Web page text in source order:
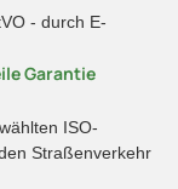
- durch E-
Garantie
ISO-
Straßenverkehr